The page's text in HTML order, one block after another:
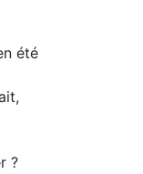
été
?